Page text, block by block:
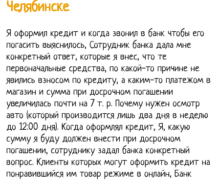
Челябинске
Я оформил кредит и когда звонил в банк чтобы его
погасить выяснилось, Сотрудник банка дала мне
конкретный ответ, которые я внес, что те
первоначальные средства, по какой-то причине не
явились взносом по кредиту, а каким-то платежом в
магазин и сумма при досрочном погашении
увеличилась почти на 7 т. р. Почему нужен осмотр
авто (который производится лишь два дня в неделю
до 12:00 дня). Когда оформлял кредит, Я, какую
сумму я буду должен внести при досрочном
погашении, сотруднику задал банка конкретный
вопрос. Клиенты которых могут оформить кредит на
понравившийся им товар режиме в онлайн, Банк